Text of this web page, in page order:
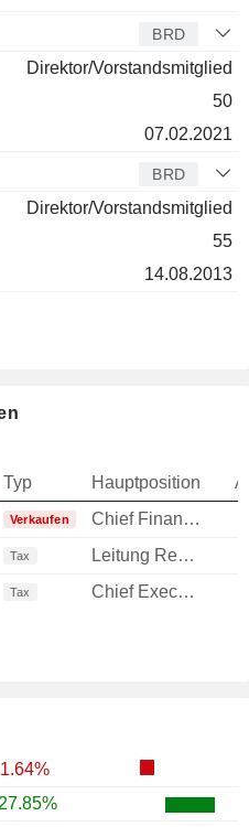
BRD
Direktor/Vorstandsmitglied
50
07.02.2021
BRD
Direktor/Vorstandsmitglied
55
14.08.2013
Typ Hauptposition
Verkaufen Chief Financial Officer (CFO)
Tax Leitung Rechtsabteilung
Tax Chief Executive Officer (CEO)